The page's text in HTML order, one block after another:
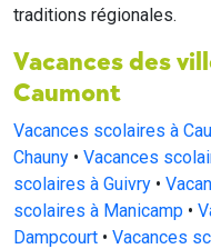
traditions régionales.
Vacances des
Caumont
Vacances scolaires à
Chauny • Vacances
scolaires à Guivry •
scolaires à Manicamp •
Dampcourt • Vacances